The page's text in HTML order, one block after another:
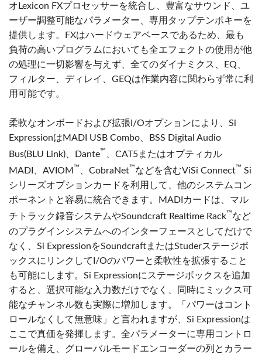
オLexicon FXプロセッサーを統合し、豊富なサウンド、ユ
ーザー調整可能なパラメーター、専用タップテンポキーを
提供します。FXはハードウェアベースであるため、最も
負荷の高いプログラムにおいても全エフェクトの使用が他
の処理に一切影響を与えず、全てのダイナミクス、EQ、
フィルター、ディレイ、GEQは作業内容に関わらず常に利
用可能です。
柔軟なオンボードおよび拡張I/Oオプションにより、Si
ExpressionはMADI USB Combo、BSS Digital Audio
Bus(BLU Link)、Dante™
、CAT5またはオプティカル
MADI、AVIOM ™ 、CobraNet™などを含むViSi Connect™ Si
シリーズオプションカードを利用して、他のシステムコン
ポーネントと容易に統合できます。MADIカードは、マル
チトラック録音システムやSoundcraft Realtime Rack™など
のプラグインシステムへのインターフェースとしてだけで
なく、Si ExpressionをSoundcraftまたはStuderステージボ
ックスにリンクしてI/Oのパワーと柔軟性を拡張すること
も可能にします。Si Expressionにステージボックスを追加
すると、選択可能な入力数だけでなく、同時にミックス可
能なチャンネル数も実際に増加します。「パワーはコント
ロールなくして無意味」と言われますが、Si Expressionは
ここで真価を発揮します。全パラメーターに専用コントロ
ールを備え、グローバルモードエンコーダーの列とカラー